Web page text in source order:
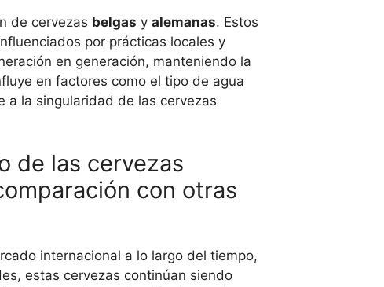
de cervezas belgas y alemanas. Estos
por prácticas locales y
en generación, manteniendo la
en factores como el tipo de agua
a la singularidad de las cervezas
de las cervezas
con otras
internacional a lo largo del tiempo,
estas cervezas continúan siendo